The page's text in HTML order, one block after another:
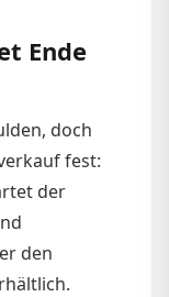
Ende
doch
fest:
der
den